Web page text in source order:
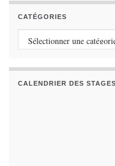
CATÉGORIES
Catégories
CALENDRIER DES